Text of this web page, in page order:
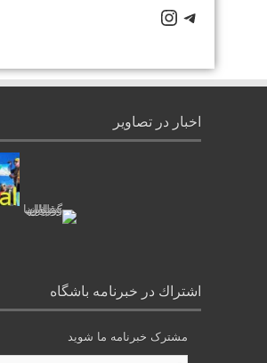
كانال تلگرام باشگاه
صفحه اينستاگرام باشگاه
اخبار در تصاویر
اشتراك در خبرنامه باشگاه
مشترک خبرنامه ما شوید